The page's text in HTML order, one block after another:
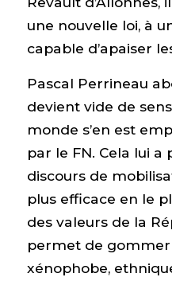
une nouvelle loi, à
capable d’apaiser
Pascal Perrineau
devient vide de
monde s’en est
par le FN. Cela lui
discours de
plus efficace en le
des valeurs de la
permet de gommer
xénophobe,